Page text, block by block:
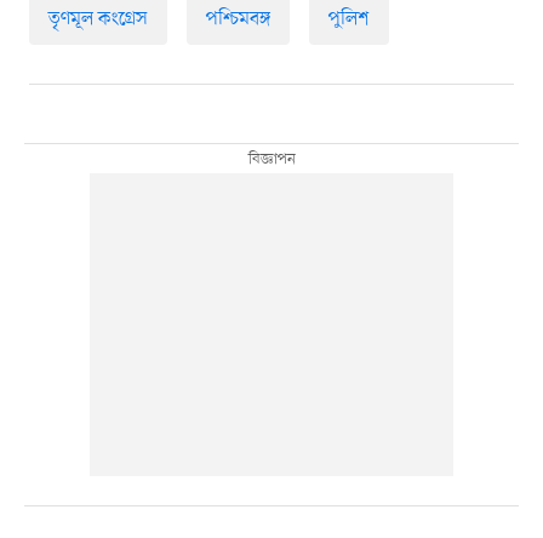
তৃণমূল কংগ্রেস পশ্চিমবঙ্গ পুলিশ